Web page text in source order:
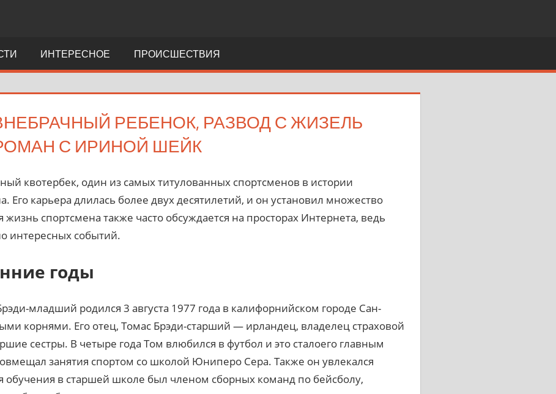
ИНТЕРЕСНОЕ ПРОИСШЕСТВИЯ
РЕБЕНОК, РАЗВОД С ЖИЗЕЛЬ
С ИРИНОЙ ШЕЙК
квотербек, один из самых титулованных спортсменов в истории
Его карьера длилась более двух десятилетий, и он установил множество
спортсмена также часто обсуждается на просторах Интернета, ведь
интересных событий.
годы
младший родился 3 августа 1977 года в калифорнийском городе Сан-
корнями. Его отец, Томас Брэди-старший — ирландец, владелец страховой
сестры. В четыре года Том влюбился в футбол и это сталоего главным
занятия спортом со школой Юниперо Сера. Также он увлекался
обучения в старшей школе был членом сборных команд по бейсболу,